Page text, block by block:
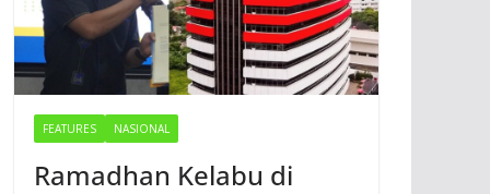
FEATURES NASIONAL
Ramadhan Kelabu di